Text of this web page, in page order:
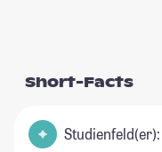
Short-Facts